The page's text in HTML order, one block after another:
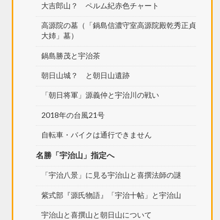
大吉郎山？ ペルム紀赤色チャート
高源院の墓（「鍋島信濃守室高源院殿乾秀正貞
大姉」墓）
鍋島勝茂と宇治茶
朝日山城？ と朝日山遺跡
「朝日将軍」源義仲と宇治川の戦い
2018年の台風21号
自転車・バイクは通行できません
名勝「宇治山」指定へ
「宇治八景」に見る宇治山と喜撰法師の謎
紫式部『源氏物語』「宇治十帖」と宇治山
宇治山と喜撰山と朝日山について